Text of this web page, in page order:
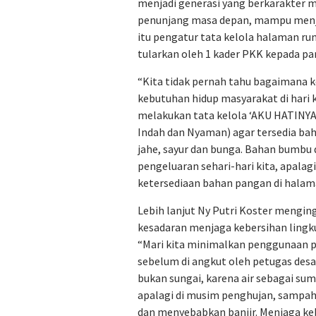
menjadi generasi yang berkarakter
penunjang masa depan, mampu
itu pengatur tata kelola halaman
tularkan oleh 1 kader PKK kepada
“Kita tidak pernah tahu bagaimana
kebutuhan hidup masyarakat di
melakukan tata kelola ‘AKU
Indah dan Nyaman) agar tersedia
jahe, sayur dan bunga. Bahan
pengeluaran sehari-hari kita,
ketersediaan bahan pangan di
Lebih lanjut Ny Putri Koster
kesadaran menjaga kebersihan
“Mari kita minimalkan penggunaan
sebelum di angkut oleh petugas
bukan sungai, karena air sebagai
apalagi di musim penghujan,
dan menyebabkan banjir. Menjaga